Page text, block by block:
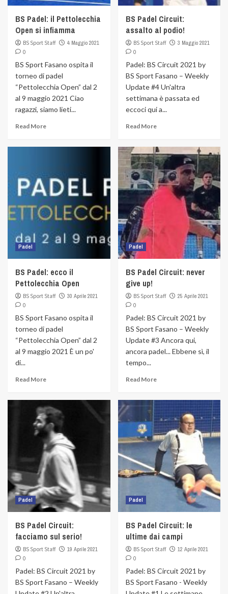
BS Padel: il Pettolecchia
Open si infiamma
BS Sport Staff
4 Maggio 2021
0
BS Sport Fasano ospita il
torneo di padel
“Pettolecchia Open” dal 2
al 9 maggio 2021 Ciao
ragazzi, siamo lieti...
Read More
BS Padel Circuit:
assalto al podio!
BS Sport Staff
3 Maggio 2021
0
Padel: BS Circuit 2021 by
BS Sport Fasano – Weekly
Update #4 Un'altra
settimana è passata ed
eccoci qui a...
Read More
Padel
BS Padel: ecco il
Pettolecchia Open
BS Sport Staff
30 Aprile 2021
0
BS Sport Fasano ospita il
torneo di padel
“Pettolecchia Open” dal 2
al 9 maggio 2021 È un po'
di...
Read More
Padel
BS Padel Circuit: never
give up!
BS Sport Staff
25 Aprile 2021
0
Padel: BS Circuit 2021 by
BS Sport Fasano – Weekly
Update #3 Ancora qui,
ancora padel... Ebbene sì, il
tempo...
Read More
Padel
BS Padel Circuit:
facciamo sul serio!
BS Sport Staff
19 Aprile 2021
0
Padel: BS Circuit 2021 by
BS Sport Fasano – Weekly
Padel
BS Padel Circuit: le
ultime dai campi
BS Sport Staff
12 Aprile 2021
0
Padel: BS Circuit 2021 by
BS Sport Fasano - Weekly